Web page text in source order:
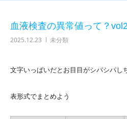
血液検査の異常値って？
2025.12.23 未分類
文字いっぱいだとお目目がシパシパし
表形式でまとめよう
アルファ豆知識
ブログ
会社概要